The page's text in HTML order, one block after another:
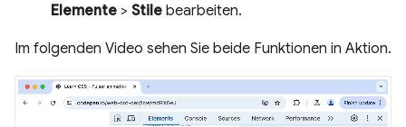
Elemente > Stile bearbeiten.
Im folgenden Video sehen Sie beide Funktionen in Aktion.